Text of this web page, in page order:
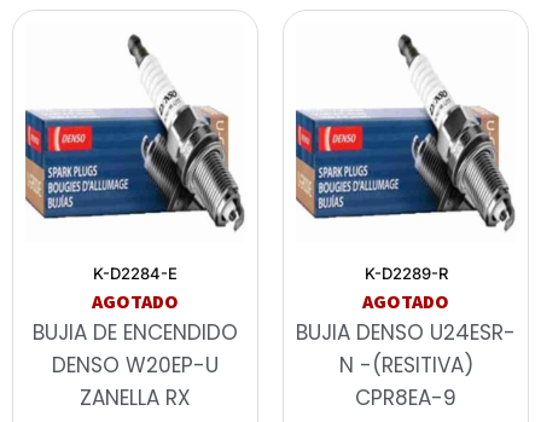
K-D2284-E
AGOTADO
BUJIA DE ENCENDIDO
DENSO W20EP-U
ZANELLA RX
K-D2289-R
AGOTADO
BUJIA DENSO U24ESR-
N -(RESITIVA)
CPR8EA-9